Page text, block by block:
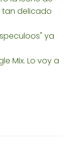
tan delicado
ya
Mix. Lo voy a